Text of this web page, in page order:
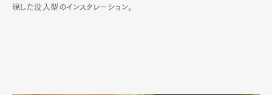
現した没入型のインスタレーション。